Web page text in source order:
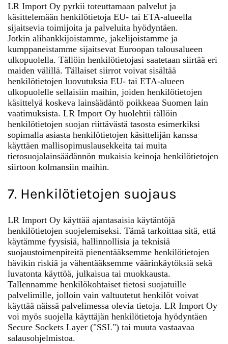
LR Import Oy pyrkii toteuttamaan palvelut ja
käsittelemään henkilötietoja EU- tai ETA-alueella
sijaitsevia toimijoita ja palveluita hyödyntäen.
Jotkin alihankkijoistamme, jakelijoistamme ja
kumppaneistamme sijaitsevat Euroopan talousalueen
ulkopuolella. Tällöin henkilötietojasi saatetaan siirtää eri
maiden välillä. Tällaiset siirrot voivat sisältää
henkilötietojen luovutuksia EU- tai ETA-alueen
ulkopuolelle sellaisiin maihin, joiden henkilötietojen
käsittelyä koskeva lainsäädäntö poikkeaa Suomen lain
vaatimuksista. LR Import Oy huolehtii tällöin
henkilötietojen suojan riittävästä tasosta esimerkiksi
sopimalla asiasta henkilötietojen käsittelijän kanssa
käyttäen mallisopimuslausekkeita tai muita
tietosuojalainsäädännön mukaisia keinoja henkilötietojen
siirtoon kolmansiin maihin.
7. Henkilötietojen suojaus
LR Import Oy käyttää ajantasaisia käytäntöjä
henkilötietojen suojelemiseksi. Tämä tarkoittaa sitä, että
käytämme fyysisiä, hallinnollisia ja teknisiä
suojaustoimenpiteitä pienentääksemme henkilötietojen
hävikin riskiä ja vähentääksemme väärinkäytöksiä sekä
luvatonta käyttöä, julkaisua tai muokkausta.
Tallennamme henkilökohtaiset tietosi suojatuille
palvelimille, jolloin vain valtuutetut henkilöt voivat
käyttää näissä palvelimessa olevia tietoja. LR Import Oy
voi myös suojella käyttäjän henkilötietoja hyödyntäen
Secure Sockets Layer ("SSL") tai muuta vastaavaa
salausohjelmistoa.